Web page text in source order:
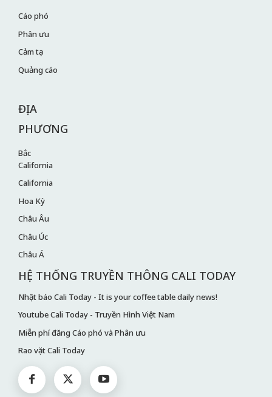
Cáo phó
Phân ưu
Cảm tạ
Quảng cáo
ĐỊA
PHƯƠNG
Bắc
California
California
Hoa Kỳ
Châu Âu
Châu Úc
Châu Á
HỆ THỐNG TRUYỀN THÔNG CALI TODAY
Nhật báo Cali Today - It is your coffee table daily news!
Youtube Cali Today - Truyền Hình Việt Nam
Miễn phí đăng Cáo phó và Phân ưu
Rao vặt Cali Today